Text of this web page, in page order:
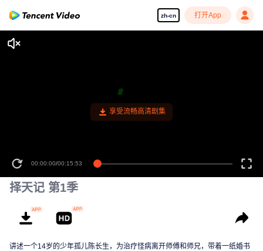
zh-cn 打开App
享受流畅高清剧集
00:00:00/00:15:53
择天记 第1季
讲述一个14岁的少年孤儿陈长生，为治疗怪病离开师傅和师兄，带着一纸婚书